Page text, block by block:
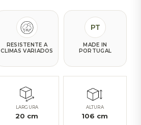
RESISTENTE A
CLIMAS VARIADOS
PT
MADE IN
PORTUGAL
LARGURA
20 cm
ALTURA
106 cm